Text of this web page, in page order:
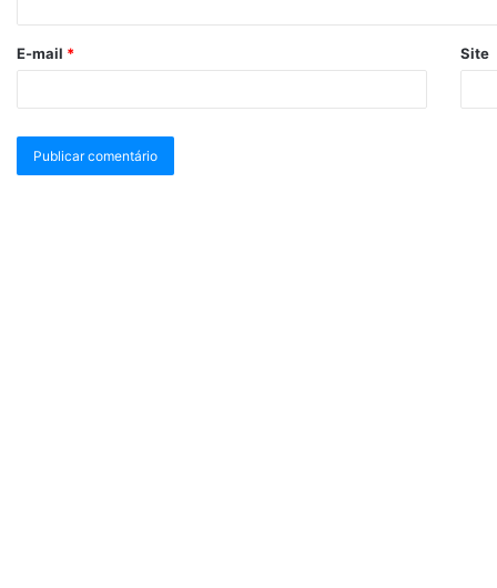
E-mail * Site